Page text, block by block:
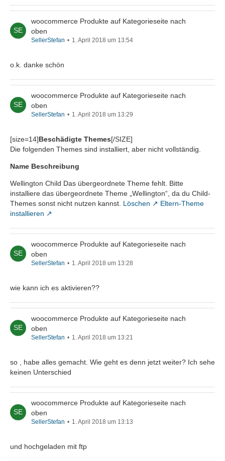
woocommerce Produkte auf Kategorieseite nach
oben
SellerStefan 1. April 2018 um 13:54
o.k. danke schön
woocommerce Produkte auf Kategorieseite nach
oben
SellerStefan 1. April 2018 um 13:29
[size=14]Beschädigte Themes[/SIZE]
Die folgenden Themes sind installiert, aber nicht vollständig.
Name Beschreibung
Wellington Child Das übergeordnete Theme fehlt. Bitte
installiere das übergeordnete Theme „Wellington“, da du Child-
Themes sonst nicht nutzen kannst. Löschen
Eltern-Theme
installieren
woocommerce Produkte auf Kategorieseite nach
oben
SellerStefan 1. April 2018 um 13:28
wie kann ich es aktivieren??
woocommerce Produkte auf Kategorieseite nach
oben
SellerStefan 1. April 2018 um 13:21
so , habe alles gemacht. Wie geht es denn jetzt weiter? Ich sehe
keinen Unterschied
woocommerce Produkte auf Kategorieseite nach
oben
SellerStefan 1. April 2018 um 13:13
und hochgeladen mit ftp